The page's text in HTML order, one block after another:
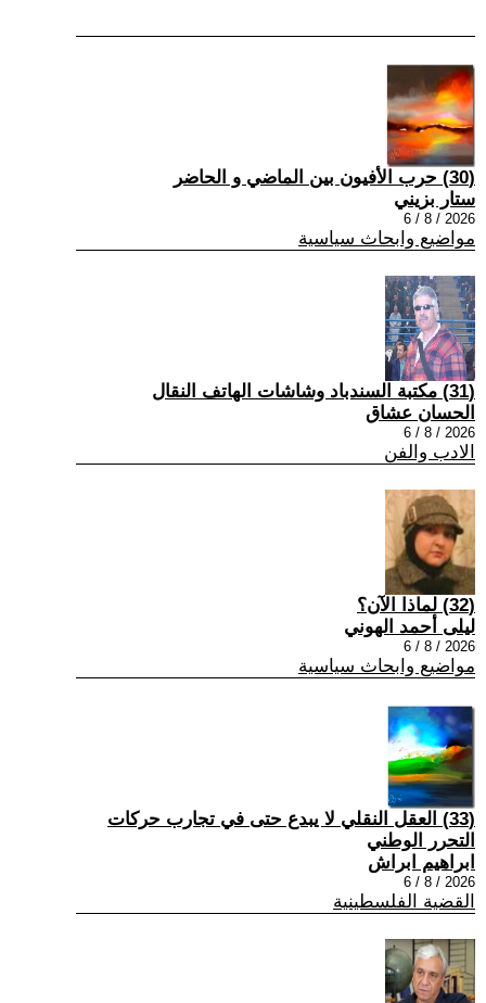
(30) حرب الأفيون بين الماضي و الحاضر
ستار بزيني
2026 / 8 / 6
مواضيع وابحاث سياسية
(31) مكتبة السندباد وشاشات الهاتف النقال
الحسان عشاق
2026 / 8 / 6
الادب والفن
(32) لماذا الآن؟
ليلى أحمد الهوني
2026 / 8 / 6
مواضيع وابحاث سياسية
(33) العقل النقلي لا يبدع حتى في تجارب حركات
التحرر الوطني
ابراهيم ابراش
2026 / 8 / 6
القضية الفلسطينية